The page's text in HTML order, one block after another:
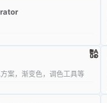
案，渐变色，调色工具等